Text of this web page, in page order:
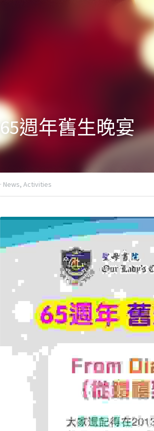
65週年舊生晚宴
2017年12月7日·News,